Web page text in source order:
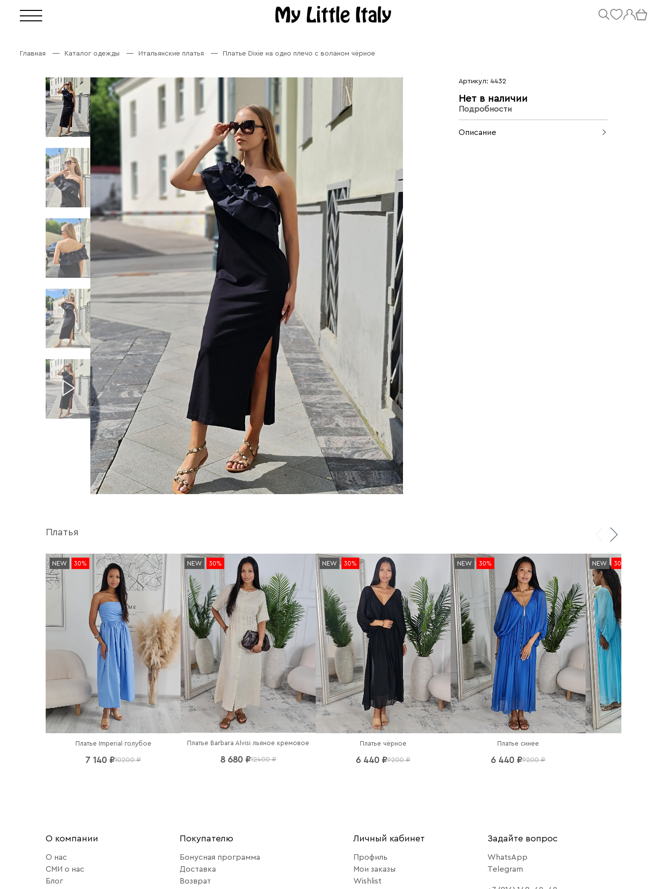
Главная Каталог одежды Итальянские платья Платье Dixie на одно плечо с воланом чёрное
Артикул: 4432
Нет в наличии
Подробности
Описание
Платья
NEW 30%
Платье Imperial голубое
7 140 ₽10200 ₽
NEW 30%
Платье Barbara Alvisi льяное кремовое
8 680 ₽12400 ₽
NEW 30%
Платье чёрное
6 440 ₽9200 ₽
NEW 30%
Платье синее
6 440 ₽9200 ₽
NEW 30%
О компании
О нас
СМИ о нас
Блог
Покупателю
Бонусная программа
Доставка
Возврат
Личный кабинет
Профиль
Мои заказы
Wishlist
Задайте вопрос
WhatsApp
Telegram